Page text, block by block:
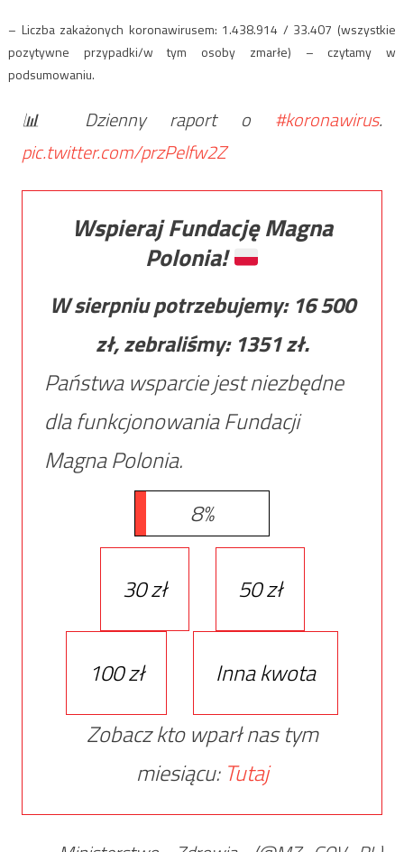
– Liczba zakażonych koronawirusem: 1.438.914 / 33.407 (wszystkie
pozytywne przypadki/w tym osoby zmarłe) – czytamy w
podsumowaniu.
📊 Dzienny raport o #koronawirus.
pic.twitter.com/przPelfw2Z
Wspieraj Fundację Magna
Polonia!
W sierpniu potrzebujemy: 16 500
zł, zebraliśmy: 1351zł.
Państwa wsparcie jest niezbędne
dla funkcjonowania Fundacji
Magna Polonia.
8%
30 zł 50 zł
100 zł
Inna kwota
Zobacz kto wparł nas tym
miesiącu: Tutaj